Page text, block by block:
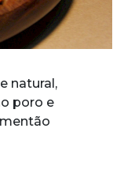
natural,
poro e